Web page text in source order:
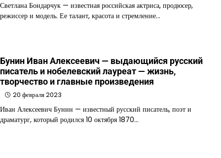
Светлана Бондарчук — известная российская актриса, продюсер,
режиссер и модель. Ее талант, красота и стремление…
Бунин Иван Алексеевич — выдающийся русский
писатель и нобелевский лауреат — жизнь,
творчество и главные произведения
20 февраля 2023
Иван Алексеевич Бунин — известный русский писатель, поэт и
драматург, который родился 10 октября 1870…